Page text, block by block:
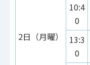
2日（月曜）
10:4
0
13:3
0